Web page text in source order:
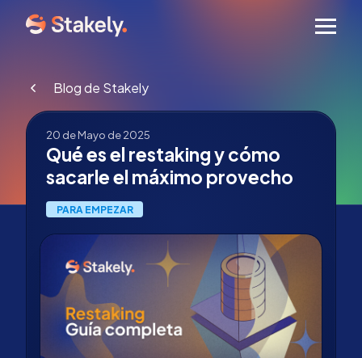
Blog de Stakely
20 de Mayo de 2025
Qué es el restaking y cómo
sacarle el máximo provecho
PARA EMPEZAR